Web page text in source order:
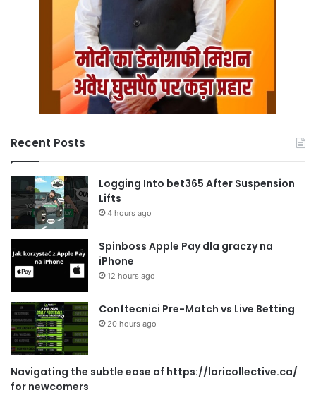
Recent Posts
Logging Into bet365 After Suspension
Lifts
4 hours ago
Spinboss Apple Pay dla graczy na
iPhone
12 hours ago
Conftecnici Pre-Match vs Live Betting
20 hours ago
Navigating the subtle ease of https://loricollective.ca/
for newcomers